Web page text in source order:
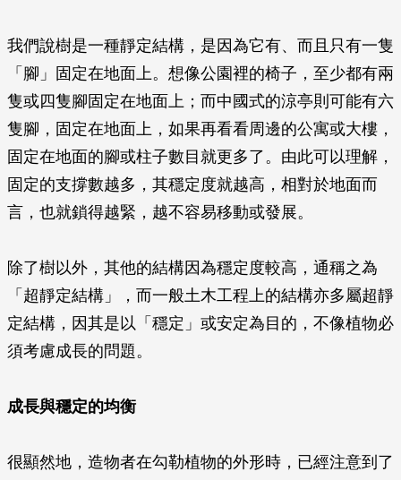
我們說樹是一種靜定結構，是因為它有、而且只有一隻
「腳」固定在地面上。想像公園裡的椅子，至少都有兩
隻或四隻腳固定在地面上；而中國式的涼亭則可能有六
隻腳，固定在地面上，如果再看看周邊的公寓或大樓，
固定在地面的腳或柱子數目就更多了。由此可以理解，
固定的支撐數越多，其穩定度就越高，相對於地面而
言，也就鎖得越緊，越不容易移動或發展。
除了樹以外，其他的結構因為穩定度較高，通稱之為
「超靜定結構」，而一般土木工程上的結構亦多屬超靜
定結構，因其是以「穩定」或安定為目的，不像植物必
須考慮成長的問題。
成長與穩定的均衡
很顯然地，造物者在勾勒植物的外形時，已經注意到了